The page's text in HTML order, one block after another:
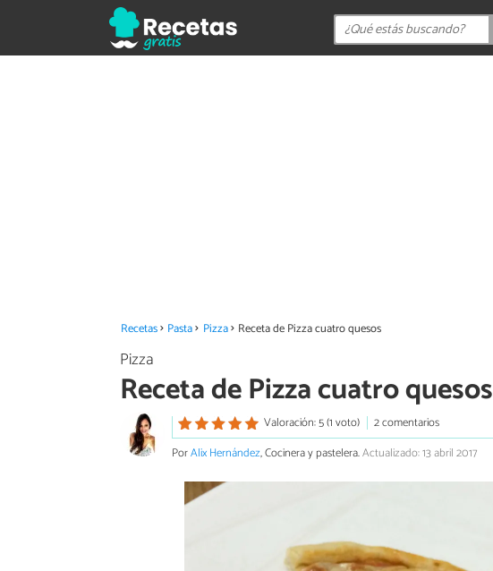
Recetas Pasta Pizza Receta de Pizza cuatro quesos
Pizza
Receta de Pizza cuatro quesos
Valoración: 5 (1 voto)
2 comentarios
PorAlix Hernández, Cocinera y pastelera.Actualizado: 13 abril 2017